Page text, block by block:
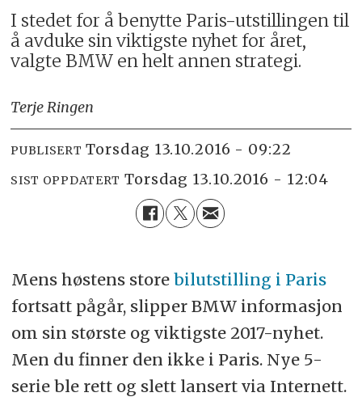
I stedet for å benytte Paris-utstillingen til
å avduke sin viktigste nyhet for året,
valgte BMW en helt annen strategi.
Terje Ringen
PUBLISERT torsdag 13.10.2016 - 09:22
SIST OPPDATERT torsdag 13.10.2016 - 12:04
Mens høstens store bilutstilling i Paris
fortsatt pågår, slipper BMW informasjon
om sin største og viktigste 2017-nyhet.
Men du finner den ikke i Paris. Nye 5-
serie ble rett og slett lansert via Internett.